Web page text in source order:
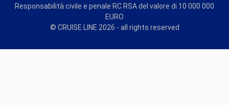
Responsabilità civile e penale RC RSA del valore di 10 000 000
EURO
© CRUISE LINE 2026 - all rights reserved